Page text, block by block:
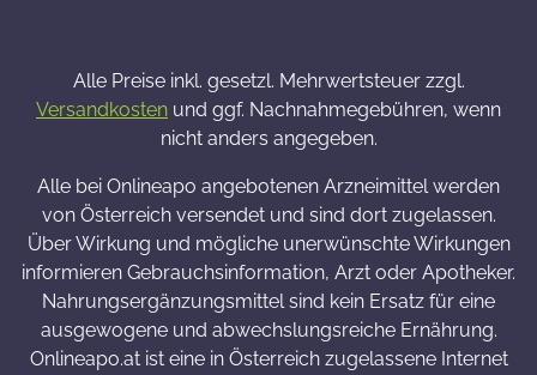
Alle Preise inkl. gesetzl. Mehrwertsteuer zzgl.
Versandkosten und ggf. Nachnahmegebühren, wenn
nicht anders angegeben.
Alle bei Onlineapo angebotenen Arzneimittel werden
von Österreich versendet und sind dort zugelassen.
Über Wirkung und mögliche unerwünschte Wirkungen
informieren Gebrauchsinformation, Arzt oder Apotheker.
Nahrungsergänzungsmittel sind kein Ersatz für eine
ausgewogene und abwechslungsreiche Ernährung.
Onlineapo.at ist eine in Österreich zugelassene Internet